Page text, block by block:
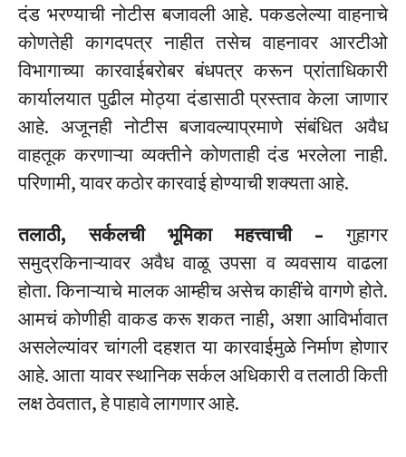
दंड भरण्याची नोटीस बजावली आहे. पकडलेल्या वाहनाचे
कोणतेही कागदपत्र नाहीत तसेच वाहनावर आरटीओ
विभागाच्या कारवाईबरोबर बंधपत्र करून प्रांताधिकारी
कार्यालयात पुढील मोठ्या दंडासाठी प्रस्ताव केला जाणार
आहे. अजूनही नोटीस बजावल्याप्रमाणे संबंधित अवैध
वाहतूक करणाऱ्या व्यक्तीने कोणताही दंड भरलेला नाही.
परिणामी, यावर कठोर कारवाई होण्याची शक्यता आहे.
तलाठी, सर्कलची भूमिका महत्त्वाची – गुहागर
समुद्रकिनाऱ्यावर अवैध वाळू उपसा व व्यवसाय वाढला
होता. किनाऱ्याचे मालक आम्हीच असेच काहींचे वागणे होते.
आमचं कोणीही वाकड करू शकत नाही, अशा आविर्भावात
असलेल्यांवर चांगली दहशत या कारवाईमुळे निर्माण होणार
आहे. आता यावर स्थानिक सर्कल अधिकारी व तलाठी किती
लक्ष ठेवतात, हे पाहावे लागणार आहे.